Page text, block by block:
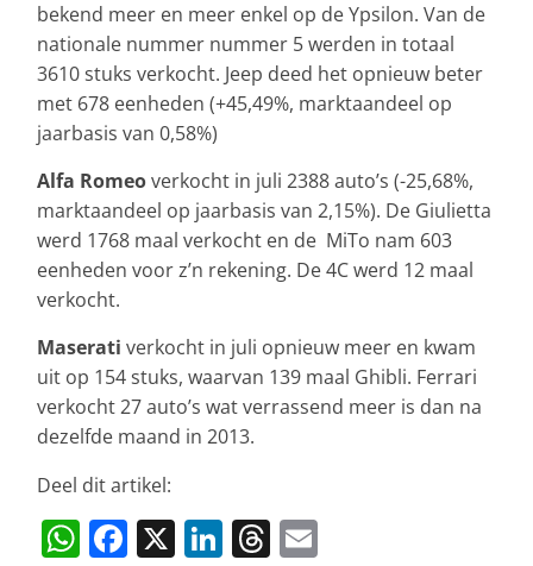
bekend meer en meer enkel op de Ypsilon. Van de
nationale nummer nummer 5 werden in totaal
3610 stuks verkocht. Jeep deed het opnieuw beter
met 678 eenheden (+45,49%, marktaandeel op
jaarbasis van 0,58%)
Alfa Romeoverkocht in juli 2388 auto’s (-25,68%,
marktaandeel op jaarbasis van 2,15%). De Giulietta
werd 1768 maal verkocht en de MiTo nam 603
eenheden voor z’n rekening. De 4C werd 12 maal
verkocht.
Maserati verkocht in juli opnieuw meer en kwam
uit op 154 stuks, waarvan 139 maal Ghibli. Ferrari
verkocht 27 auto’s wat verrassend meer is dan na
dezelfde maand in 2013.
Deel dit artikel:
W F X Li T